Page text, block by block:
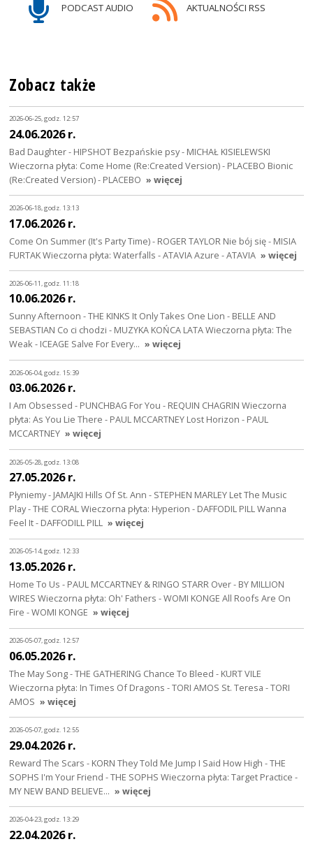
PODCAST AUDIO AKTUALNOŚCI RSS
Zobacz także
2026-06-25, godz. 12:57
24.06.2026 r.
Bad Daughter - HIPSHOT Bezpańskie psy - MICHAŁ KISIELEWSKI
Wieczorna płyta: Come Home (Re:Created Version) - PLACEBO Bionic
(Re:Created Version) - PLACEBO » więcej
2026-06-18, godz. 13:13
17.06.2026 r.
Come On Summer (It's Party Time) - ROGER TAYLOR Nie bój się - MISIA
FURTAK Wieczorna płyta: Waterfalls - ATAVIA Azure - ATAVIA » więcej
2026-06-11, godz. 11:18
10.06.2026 r.
Sunny Afternoon - THE KINKS It Only Takes One Lion - BELLE AND
SEBASTIAN Co ci chodzi - MUZYKA KOŃCA LATA Wieczorna płyta: The
Weak - ICEAGE Salve For Every… » więcej
2026-06-04, godz. 15:39
03.06.2026 r.
I Am Obsessed - PUNCHBAG For You - REQUIN CHAGRIN Wieczorna
płyta: As You Lie There - PAUL MCCARTNEY Lost Horizon - PAUL
MCCARTNEY » więcej
2026-05-28, godz. 13:08
27.05.2026 r.
Płyniemy - JAMAJKI Hills Of St. Ann - STEPHEN MARLEY Let The Music
Play - THE CORAL Wieczorna płyta: Hyperion - DAFFODIL PILL Wanna
Feel It - DAFFODILL PILL » więcej
2026-05-14, godz. 12:33
13.05.2026 r.
Home To Us - PAUL MCCARTNEY & RINGO STARR Over - BY MILLION
WIRES Wieczorna płyta: Oh' Fathers - WOMI KONGE All Roofs Are On
Fire - WOMI KONGE » więcej
2026-05-07, godz. 12:57
06.05.2026 r.
The May Song - THE GATHERING Chance To Bleed - KURT VILE
Wieczorna płyta: In Times Of Dragons - TORI AMOS St. Teresa - TORI
AMOS » więcej
2026-05-07, godz. 12:55
29.04.2026 r.
Reward The Scars - KORN They Told Me Jump I Said How High - THE
SOPHS I'm Your Friend - THE SOPHS Wieczorna płyta: Target Practice -
MY NEW BAND BELIEVE… » więcej
2026-04-23, godz. 13:29
22.04.2026 r.